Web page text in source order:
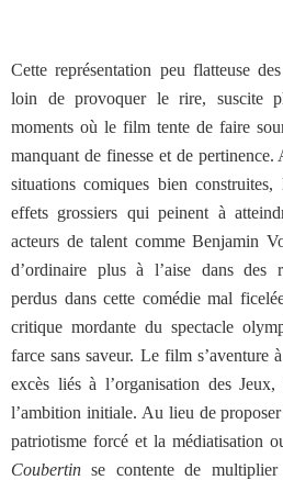
Cette représentation peu flatteuse
loin de provoquer le rire, suscite
moments où le film tente de faire
manquant de finesse et de pertinence.
situations comiques bien
effets grossiers qui peinent à
acteurs de talent comme Benjamin
d’ordinaire plus à l’aise dans des
perdus dans cette comédie mal
critique mordante du spectacle
farce sans saveur. Le film s’aventure
excès liés à l’organisation des
l’ambition initiale. Au lieu de
patriotisme forcé et la médiatisation
Coubertin se contente de multiplier